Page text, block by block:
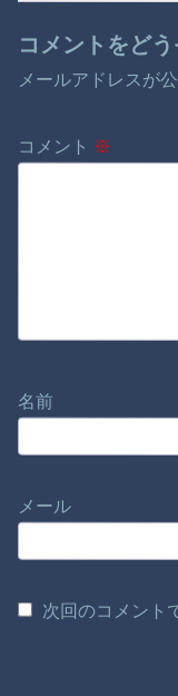
コメントをど
メールアドレスが
コメント ※
名前
メール
次回のコメント